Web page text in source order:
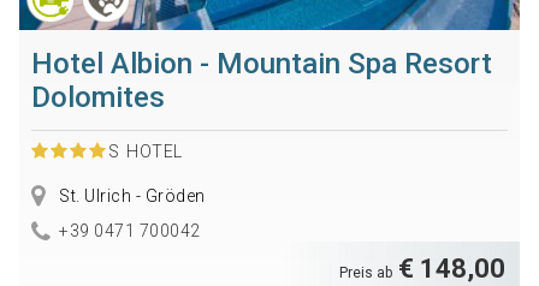
Hotel Albion - Mountain Spa Resort
Dolomites
S HOTEL
St. Ulrich - Gröden
+39 0471 700042
Preis ab € 148,00